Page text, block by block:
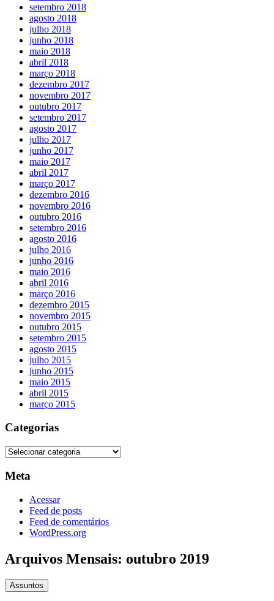
setembro 2018
agosto 2018
julho 2018
junho 2018
maio 2018
abril 2018
março 2018
dezembro 2017
novembro 2017
outubro 2017
setembro 2017
agosto 2017
julho 2017
junho 2017
maio 2017
abril 2017
março 2017
dezembro 2016
novembro 2016
outubro 2016
setembro 2016
agosto 2016
julho 2016
junho 2016
maio 2016
abril 2016
março 2016
dezembro 2015
novembro 2015
outubro 2015
setembro 2015
agosto 2015
julho 2015
junho 2015
maio 2015
abril 2015
março 2015
Categorias
Categorias
Meta
Acessar
Feed de posts
Feed de comentários
WordPress.org
Arquivos Mensais: outubro 2019
Assuntos